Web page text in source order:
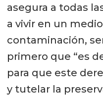
asegura a todas
a vivir en un
contaminación,
primero que “es
para que este
y tutelar la